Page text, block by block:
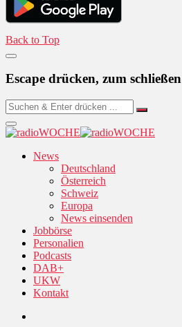
Back to Top
Escape drücken, zum schließen
News
Deutschland
Österreich
Schweiz
Europa
News einsenden
Jobbörse
Personalien
Podcasts
DAB+
UKW
Kontakt